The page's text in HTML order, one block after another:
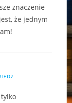
znaczenie
że jednym